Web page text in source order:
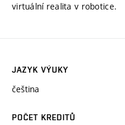
virtuální realita v robotice.
JAZYK VÝUKY
čeština
POČET KREDITŮ